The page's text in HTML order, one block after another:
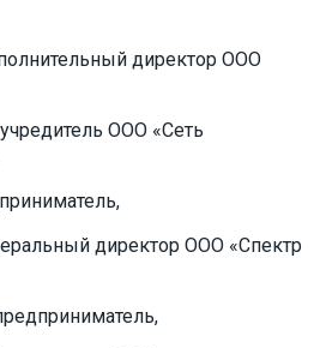
директор ООО
ООО «Сеть
директор ООО «Спектр